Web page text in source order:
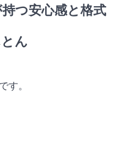
つ安心感と格式
ん
す。